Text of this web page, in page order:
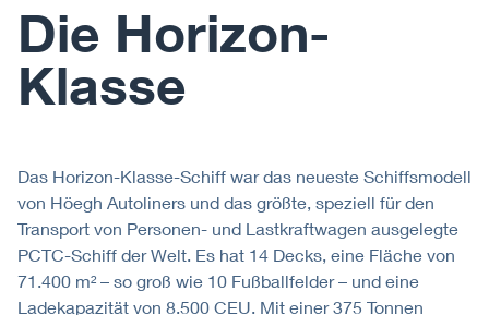
Die Horizon-
Klasse
Das Horizon-Klasse-Schiff war das neueste Schiffsmodell
von Höegh Autoliners und das größte, speziell für den
Transport von Personen- und Lastkraftwagen ausgelegte
PCTC-Schiff der Welt. Es hat 14 Decks, eine Fläche von
71.400 m² – so groß wie 10 Fußballfelder – und eine
Ladekapazität von 8.500 CEU. Mit einer 375 Tonnen